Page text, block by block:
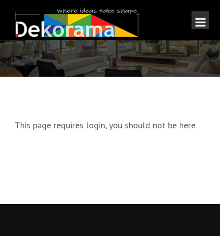
This page requires login, you should not be here